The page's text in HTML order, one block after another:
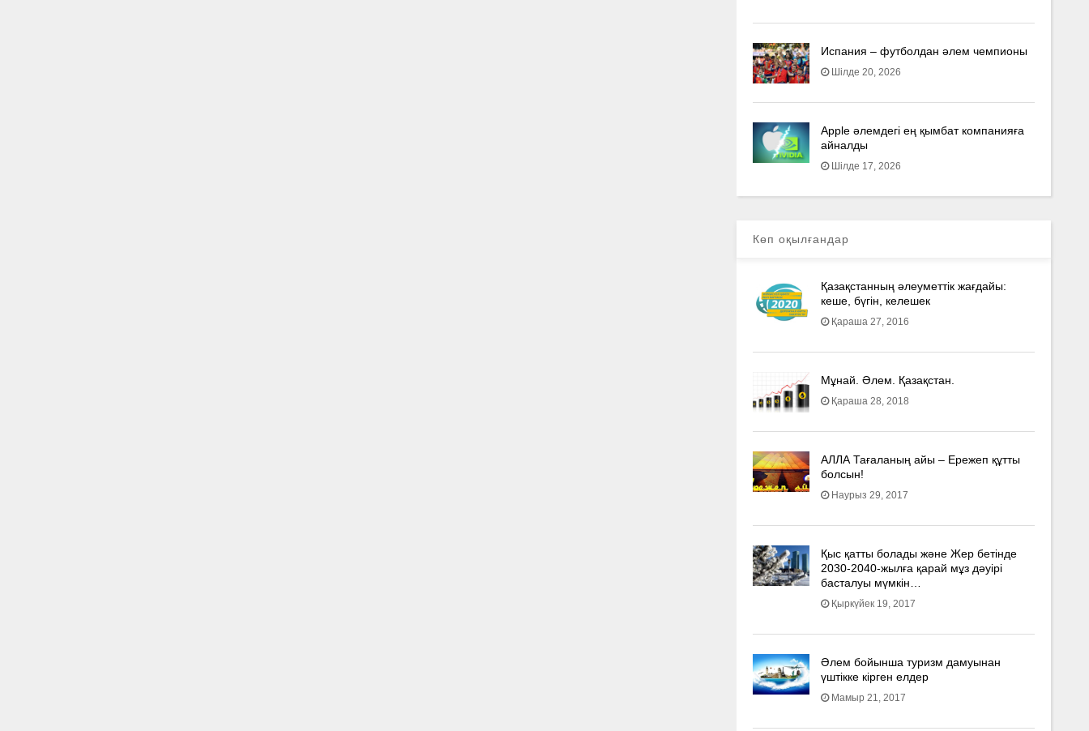
Испания – футболдан әлем чемпионы
Шілде 20, 2026
Apple әлемдегі ең қымбат компанияға
айналды
Шілде 17, 2026
Көп оқылғандар
Қазақстанның әлеуметтік жағдайы:
кеше, бүгін, келешек
Қараша 27, 2016
Мұнай. Әлем. Қазақстан.
Қараша 28, 2018
АЛЛА Тағаланың айы – Ережеп құтты
болсын!
Наурыз 29, 2017
Қыс қатты болады және Жер бетінде
2030-2040­-жылға қарай мұз дәуірі
басталуы мүмкін…
Қыркүйек 19, 2017
Әлем бойынша туризм дамуынан
үштікке кірген елдер
Мамыр 21, 2017